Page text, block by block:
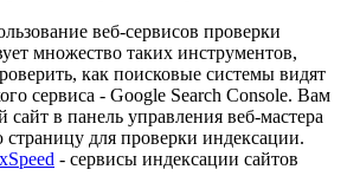
веб-сервисов проверки
множество таких инструментов,
как поисковые системы видят
сервиса - Google Search Console. Вам
сайт в панель управления веб-мастера
для проверки индексации.
- сервисы индексации сайтов